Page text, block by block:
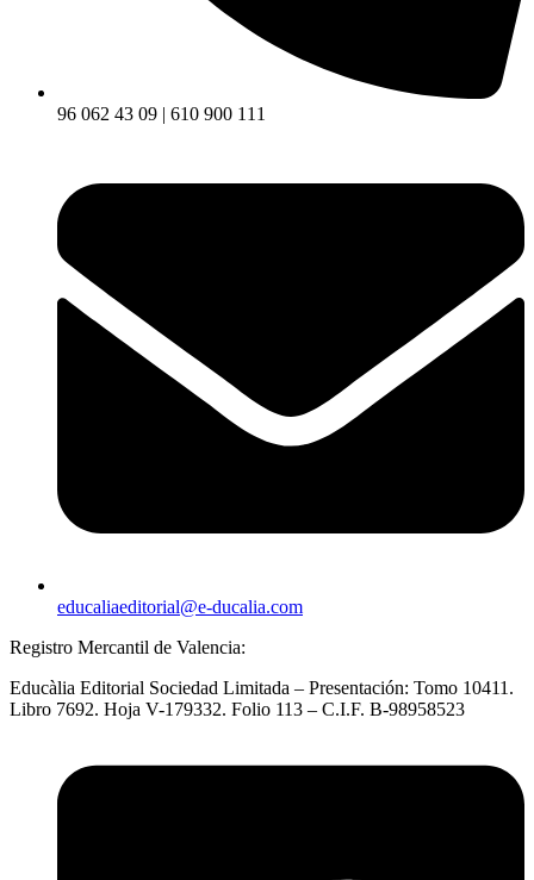
96 062 43 09 | 610 900 111
educaliaeditorial@e-ducalia.com
Registro Mercantil de Valencia:
Educàlia Editorial Sociedad Limitada – Presentación: Tomo 10411.
Libro 7692. Hoja V-179332. Folio 113 – C.I.F. B-98958523